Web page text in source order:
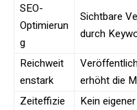
SEO-
Optimierun
g
Sichtbare
durch
Reichweit
enstark
erhöht die
Zeiteffizie
Kein